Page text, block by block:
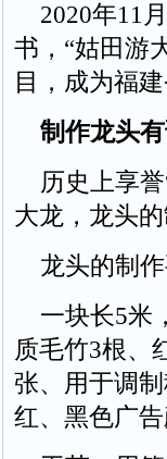
2020年11
书，“姑田游
目，成为福
制作龙头
历史上享誉
大龙，龙头的
龙头的制作
一块长5米
质毛竹3根、
张、用于调
红、黑色广告